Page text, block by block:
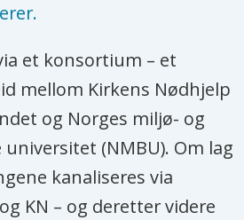
et konsortium – et
mellom Kirkens Nødhjelp
og Norges miljø- og
(NMBU). Om lag
kanaliseres via
KN – og deretter videre